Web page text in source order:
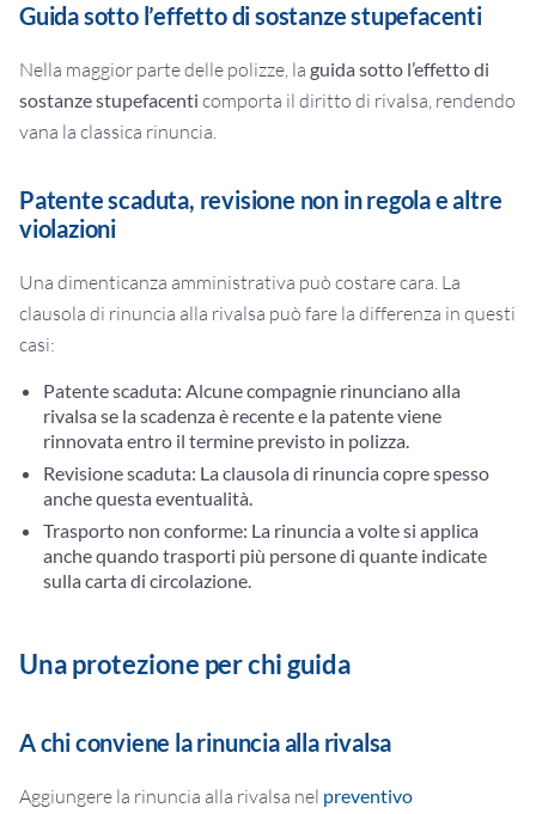
Guida sotto l’effetto di sostanze stupefacenti
Nella maggior parte delle polizze, la guida sotto l’effetto di
sostanze stupefacenti comporta il diritto di rivalsa, rendendo
vana la classica rinuncia.
Patente scaduta, revisione non in regola e altre
violazioni
Una dimenticanza amministrativa può costare cara. La
clausola di rinuncia alla rivalsa può fare la differenza in questi
casi:
Patente scaduta: Alcune compagnie rinunciano alla
rivalsa se la scadenza è recente e la patente viene
rinnovata entro il termine previsto in polizza.
Revisione scaduta: La clausola di rinuncia copre spesso
anche questa eventualità.
Trasporto non conforme: La rinuncia a volte si applica
anche quando trasporti più persone di quante indicate
sulla carta di circolazione.
Una protezione per chi guida
A chi conviene la rinuncia alla rivalsa
Aggiungere la rinuncia alla rivalsa nel preventivo